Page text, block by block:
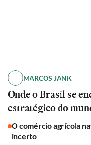
MARCOS JANK
Onde o Brasil se
estratégico do
O comércio agrícola
incerto